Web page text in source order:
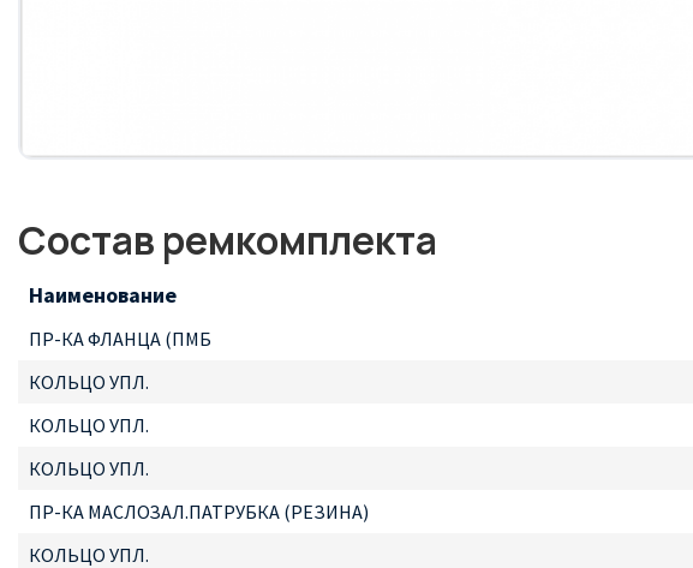
Состав ремкомплекта
Наименование
ПР-КА ФЛАНЦА (ПМБ
КОЛЬЦО УПЛ.
КОЛЬЦО УПЛ.
КОЛЬЦО УПЛ.
ПР-КА МАСЛОЗАЛ.ПАТРУБКА (РЕЗИНА)
КОЛЬЦО УПЛ.